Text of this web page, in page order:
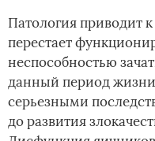
Патология приводит
перестает
неспособностью
данный период
серьезными
до развития